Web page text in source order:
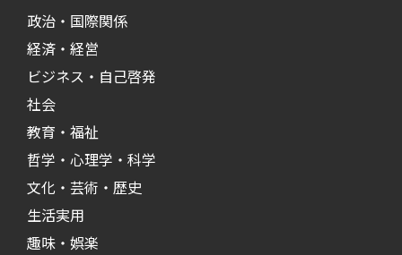
政治・国際関係
経済・経営
ビジネス・自己啓発
社会
教育・福祉
哲学・心理学・科学
文化・芸術・歴史
生活実用
趣味・娯楽